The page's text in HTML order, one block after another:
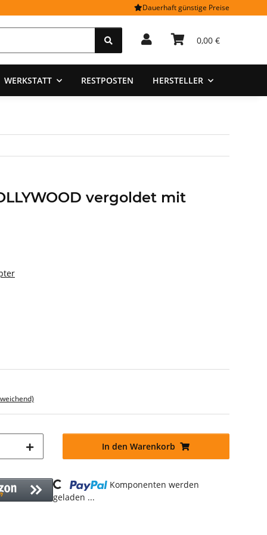
Dauerhaft günstige Preise
0,00 €
WERKSTATT RESTPOSTEN HERSTELLER
vergoldet mit
In den Warenkorb
Loading...
Komponenten werden
geladen ...